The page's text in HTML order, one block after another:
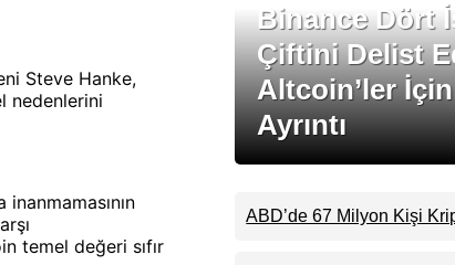
Steve Hanke,
nedenlerini
temel değeri sıfır
Binance Dört
Çiftini Delist
Altcoin’ler
Ayrıntı
ABD’de 67 Milyon Kişi